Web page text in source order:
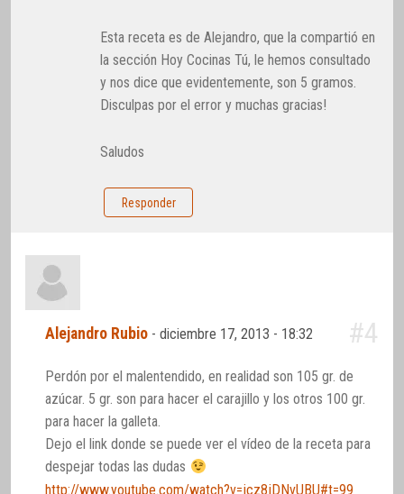
Esta receta es de Alejandro, que la compartió en
la sección Hoy Cocinas Tú, le hemos consultado
y nos dice que evidentemente, son 5 gramos.
Disculpas por el error y muchas gracias!
Saludos
Responder
Alejandro Rubio -diciembre 17, 2013 - 18:32 #4
Perdón por el malentendido, en realidad son 105 gr. de
azúcar. 5 gr. son para hacer el carajillo y los otros 100 gr.
para hacer la galleta.
Dejo el link donde se puede ver el vídeo de la receta para
despejar todas las dudas
http://www.youtube.com/watch?v=jcz8jDNvUBU#t=99